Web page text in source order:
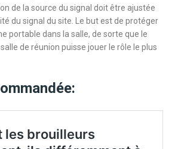
de la source du signal doit être ajustée
du signal du site. Le but est de protéger
portable dans la salle, de sorte que le
de réunion puisse jouer le rôle le plus